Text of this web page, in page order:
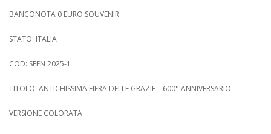
BANCONOTA 0 EURO SOUVENIR
STATO: ITALIA
COD: SEFN 2025-1
TITOLO: ANTICHISSIMA FIERA DELLE GRAZIE – 600° ANNIVERSARIO
VERSIONE COLORATA